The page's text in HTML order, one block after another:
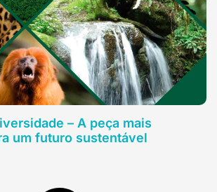
– A peça mais
um futuro sustentável